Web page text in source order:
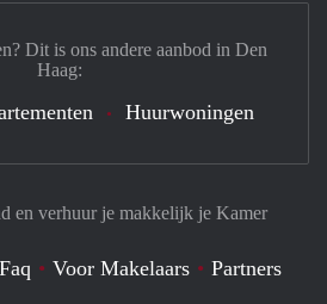
en verhuur je makkelijk je Kamer
Faq Voor Makelaars Partners
Dit is ons andere aanbod in Den
Haag:
Huurwoningen